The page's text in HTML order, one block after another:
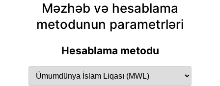
Məzhəb və hesablama
metodunun parametrləri
Hesablama metodu